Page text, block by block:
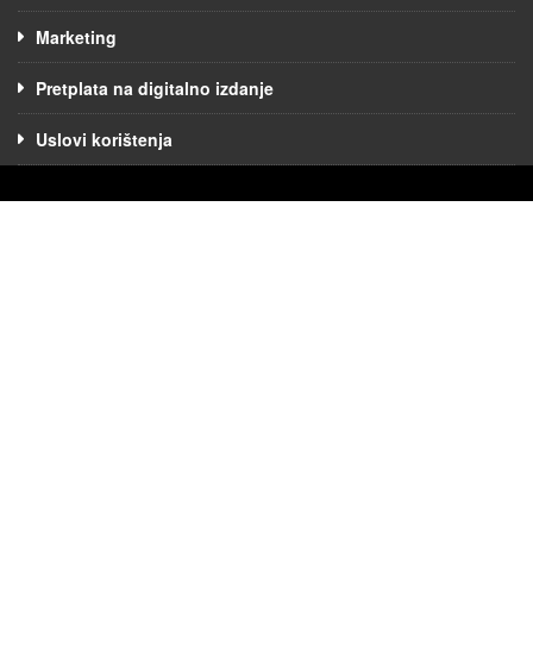
Marketing
Pretplata na digitalno izdanje
Uslovi korištenja